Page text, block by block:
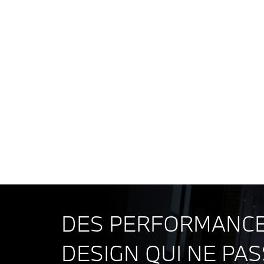
DES
DESIGN QUI NE